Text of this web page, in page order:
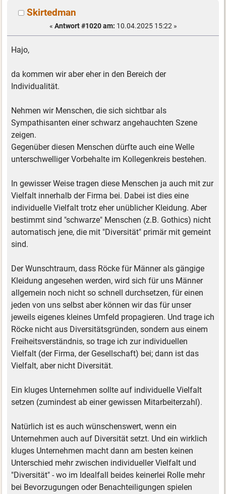
Skirtedman
« Antwort #1020 am: 10.04.2025 15:22 »
Hajo,
da kommen wir aber eher in den Bereich der
Individualität.
Nehmen wir Menschen, die sich sichtbar als
Sympathisanten einer schwarz angehauchten Szene
zeigen.
Gegenüber diesen Menschen dürfte auch eine Welle
unterschwelliger Vorbehalte im Kollegenkreis bestehen.
In gewisser Weise tragen diese Menschen ja auch mit zur
Vielfalt innerhalb der Firma bei. Dabei ist dies eine
individuelle Vielfalt trotz eher unüblicher Kleidung. Aber
bestimmt sind "schwarze" Menschen (z.B. Gothics) nicht
automatisch jene, die mit "Diversität" primär mit gemeint
sind.
Der Wunschtraum, dass Röcke für Männer als gängige
Kleidung angesehen werden, wird sich für uns Männer
allgemein noch nicht so schnell durchsetzen, für einen
jeden von uns selbst aber können wir das für unser
jeweils eigenes kleines Umfeld propagieren. Und trage ich
Röcke nicht aus Diversitätsgründen, sondern aus einem
Freiheitsverständnis, so trage ich zur individuellen
Vielfalt (der Firma, der Gesellschaft) bei; dann ist das
Vielfalt, aber nicht Diversität.
Ein kluges Unternehmen sollte auf individuelle Vielfalt
setzen (zumindest ab einer gewissen Mitarbeiterzahl).
Natürlich ist es auch wünschenswert, wenn ein
Unternehmen auch auf Diversität setzt. Und ein wirklich
kluges Unternehmen macht dann am besten keinen
Unterschied mehr zwischen individueller Vielfalt und
"Diversität" - wo im Idealfall beides keinerlei Rolle mehr
bei Bevorzugungen oder Benachteiligungen spielen